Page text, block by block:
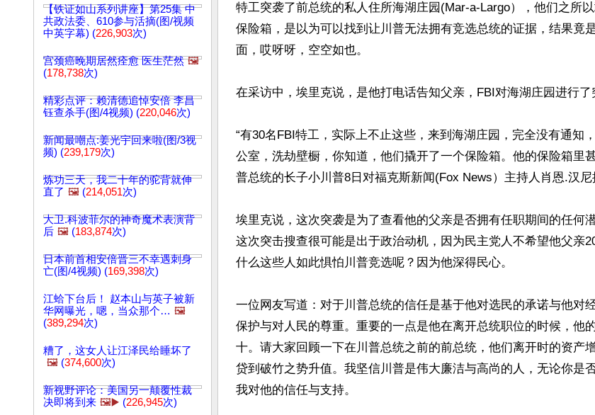
【铁证如山系列讲座】第25集 中
共政法委、610参与活摘(图/视频
中英字幕) (226,903次)
宫颈癌晚期居然痊愈 医生茫然 🖼️
(178,738次)
精彩点评：赖清德追悼安倍 李昌
钰查杀手(图/4视频) (220,046次)
新闻最嘲点:姜光宇回来啦(图/3视
频) (239,179次)
炼功三天，我二十年的驼背就伸
直了 🖼️ (214,051次)
大卫.科波菲尔的神奇魔术表演背
后 🖼️ (183,874次)
日本前首相安倍晋三不幸遇刺身
亡(图/4视频) (169,398次)
江蛤下台后！ 赵本山与英子被新
华网曝光，嗯，当众那个… 🖼️
(389,294次)
糟了，这女人让江泽民给睡坏了
🖼️ (374,600次)
新视野评论：美国另一颠覆性裁
决即将到来 🖼️▶️ (226,945次)
特工突袭了前总统的私人住所海湖庄园(Mar-a-Largo），他们之所
保险箱，是以为可以找到让川普无法拥有竞选总统的证据，结果竟
面，哎呀呀，空空如也。
在采访中，埃里克说，是他打电话告知父亲，FBI对海湖庄园进行了
“有30名FBI特工，实际上不止这些，来到海湖庄园，完全没有通知
公室，洗劫壁橱，你知道，他们撬开了一个保险箱。他的保险箱里
普总统的长子小川普8日对福克斯新闻(Fox News）主持人肖恩.汉尼
埃里克说，这次突袭是为了查看他的父亲是否拥有任职期间的任何
这次突击搜查很可能是出于政治动机，因为民主党人不希望他父亲
什么这些人如此惧怕川普竞选呢？因为他深得民心。
一位网友写道：对于川普总统的信任是基于他对选民的承诺与他对
保护与对人民的尊重。重要的一点是他在离开总统职位的时候，他
十。请大家回顾一下在川普总统之前的前总统，他们离开时的资产
贷到破竹之势升值。我坚信川普是伟大廉洁与高尚的人，无论你是
我对他的信任与支持。